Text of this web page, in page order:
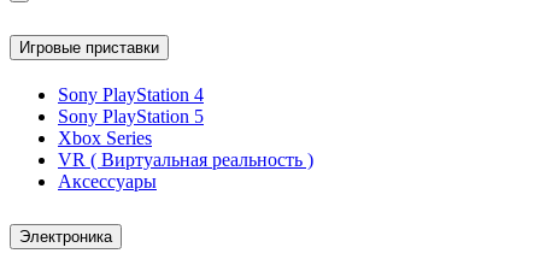
Игровые приставки
Sony PlayStation 4
Sony PlayStation 5
Xbox Series
VR ( Виртуальная реальность )
Аксессуары
Электроника